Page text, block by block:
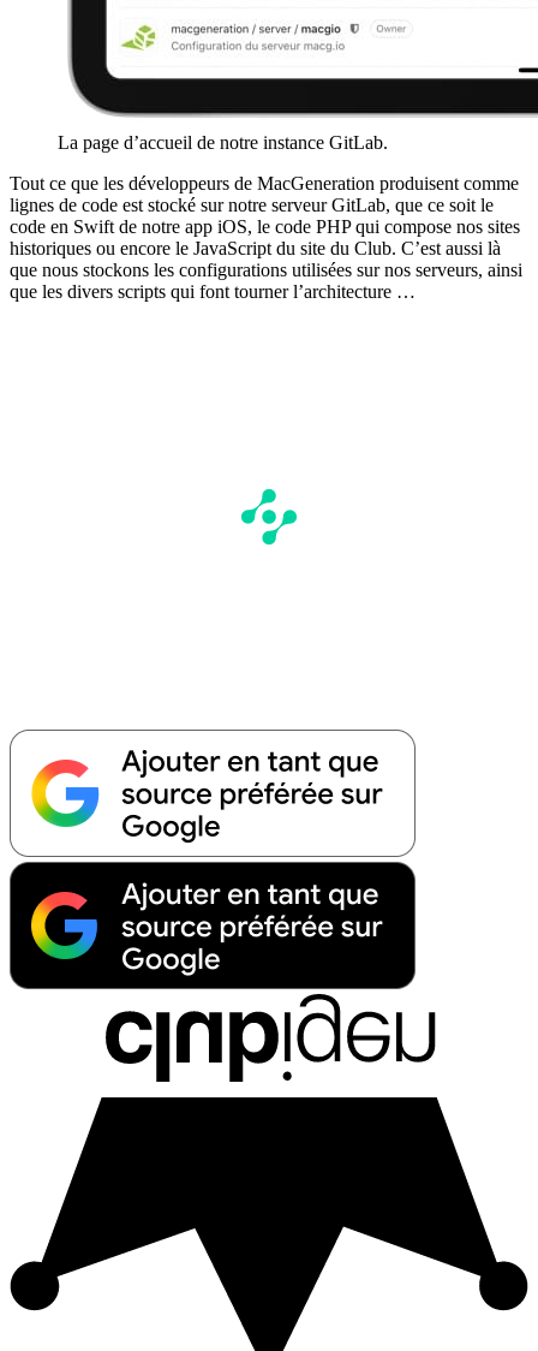
La page d’accueil de notre instance GitLab.
Tout ce que les développeurs de MacGeneration produisent comme
lignes de code est stocké sur notre serveur GitLab, que ce soit le
code en Swift de notre app iOS, le code PHP qui compose nos sites
historiques ou encore le JavaScript du site du Club. C’est aussi là
que nous stockons les configurations utilisées sur nos serveurs, ainsi
que les divers scripts qui font tourner l’architecture …